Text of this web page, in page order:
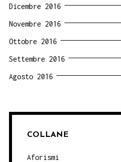
Dicembre 2016
Novembre 2016
Ottobre 2016
Settembre 2016
Agosto 2016
COLLANE
Aforismi